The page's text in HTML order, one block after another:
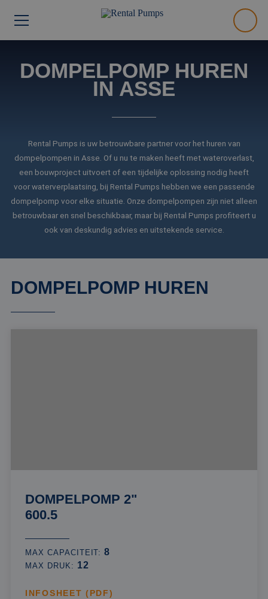
DOMPELPOMP HUREN
IN ASSE
Rental Pumps is uw betrouwbare partner voor het huren van
dompelpompen in Asse. Of u nu te maken heeft met wateroverlast,
een bouwproject uitvoert of een tijdelijke oplossing nodig heeft
voor waterverplaatsing, bij Rental Pumps hebben we een passende
dompelpomp voor elke situatie. Onze dompelpompen zijn niet alleen
betrouwbaar en snel beschikbaar, maar bij Rental Pumps profiteert u
ook van deskundig advies en uitstekende service.
DOMPELPOMP HUREN
DOMPELPOMP 2"
600.5
MAX CAPACITEIT:8
MAX DRUK: 12
INFOSHEET (PDF)